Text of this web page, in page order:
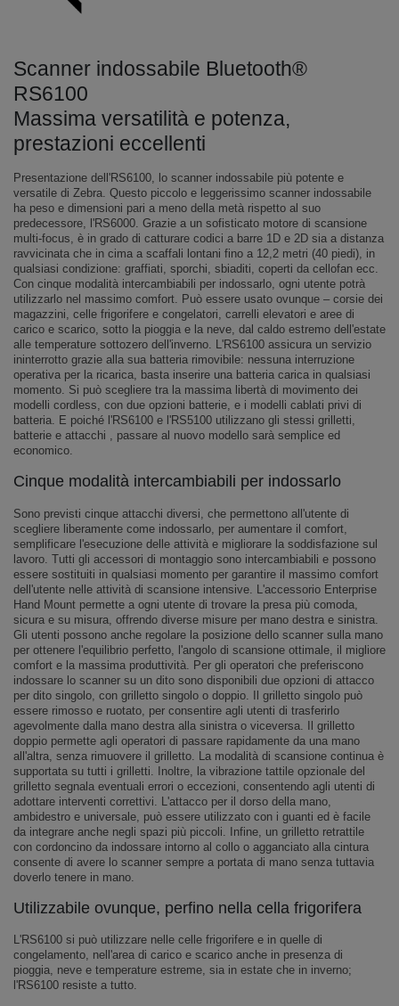
Scanner indossabile Bluetooth®
RS6100
Massima versatilità e potenza,
prestazioni eccellenti
Presentazione dell'RS6100, lo scanner indossabile più potente e
versatile di Zebra. Questo piccolo e leggerissimo scanner indossabile
ha peso e dimensioni pari a meno della metà rispetto al suo
predecessore, l'RS6000. Grazie a un sofisticato motore di scansione
multi-focus, è in grado di catturare codici a barre 1D e 2D sia a distanza
ravvicinata che in cima a scaffali lontani fino a 12,2 metri (40 piedi), in
qualsiasi condizione: graffiati, sporchi, sbiaditi, coperti da cellofan ecc.
Con cinque modalità intercambiabili per indossarlo, ogni utente potrà
utilizzarlo nel massimo comfort. Può essere usato ovunque – corsie dei
magazzini, celle frigorifere e congelatori, carrelli elevatori e aree di
carico e scarico, sotto la pioggia e la neve, dal caldo estremo dell'estate
alle temperature sottozero dell'inverno. L'RS6100 assicura un servizio
ininterrotto grazie alla sua batteria rimovibile: nessuna interruzione
operativa per la ricarica, basta inserire una batteria carica in qualsiasi
momento. Si può scegliere tra la massima libertà di movimento dei
modelli cordless, con due opzioni batterie, e i modelli cablati privi di
batteria. E poiché l'RS6100 e l'RS5100 utilizzano gli stessi grilletti,
batterie e attacchi , passare al nuovo modello sarà semplice ed
economico.
Cinque modalità intercambiabili per indossarlo
Sono previsti cinque attacchi diversi, che permettono all'utente di
scegliere liberamente come indossarlo, per aumentare il comfort,
semplificare l'esecuzione delle attività e migliorare la soddisfazione sul
lavoro. Tutti gli accessori di montaggio sono intercambiabili e possono
essere sostituiti in qualsiasi momento per garantire il massimo comfort
dell'utente nelle attività di scansione intensive. L'accessorio Enterprise
Hand Mount permette a ogni utente di trovare la presa più comoda,
sicura e su misura, offrendo diverse misure per mano destra e sinistra.
Gli utenti possono anche regolare la posizione dello scanner sulla mano
per ottenere l'equilibrio perfetto, l'angolo di scansione ottimale, il migliore
comfort e la massima produttività. Per gli operatori che preferiscono
indossare lo scanner su un dito sono disponibili due opzioni di attacco
per dito singolo, con grilletto singolo o doppio. Il grilletto singolo può
essere rimosso e ruotato, per consentire agli utenti di trasferirlo
agevolmente dalla mano destra alla sinistra o viceversa. Il grilletto
doppio permette agli operatori di passare rapidamente da una mano
all'altra, senza rimuovere il grilletto. La modalità di scansione continua è
supportata su tutti i grilletti. Inoltre, la vibrazione tattile opzionale del
grilletto segnala eventuali errori o eccezioni, consentendo agli utenti di
adottare interventi correttivi. L'attacco per il dorso della mano,
ambidestro e universale, può essere utilizzato con i guanti ed è facile
da integrare anche negli spazi più piccoli. Infine, un grilletto retrattile
con cordoncino da indossare intorno al collo o agganciato alla cintura
consente di avere lo scanner sempre a portata di mano senza tuttavia
doverlo tenere in mano.
Utilizzabile ovunque, perfino nella cella frigorifera
L'RS6100 si può utilizzare nelle celle frigorifere e in quelle di
congelamento, nell'area di carico e scarico anche in presenza di
pioggia, neve e temperature estreme, sia in estate che in inverno;
l'RS6100 resiste a tutto.